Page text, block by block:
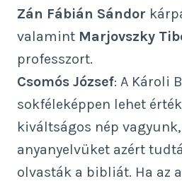
Zán Fábián Sándor
valamint Marjovszky
professzort.
Csomós József: A Károli
sokféleképpen lehet
kiváltságos nép
anyanyelvüket azért
olvasták a bibliát. Ha az